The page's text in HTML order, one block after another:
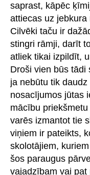
saprast, kāpēc
attiecas uz
Cilvēki taču ir
stingri rāmji, darīt
atliek tikai izpildīt,
Droši vien būs tādi
ja nebūtu tik
nosacījumos jūtas
mācību
varēs izmantot tie
viņiem ir pateikts,
skolotājiem,
šos paraugus
vajadzībam vai